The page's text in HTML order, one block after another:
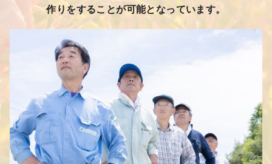
作りをすることが可能となっています。